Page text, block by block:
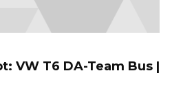
VW T6 DA-Team Bus |